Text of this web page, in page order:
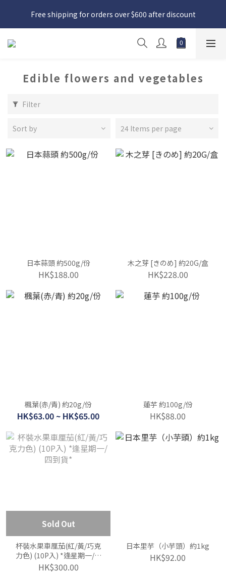
日本接近假期，貨源較不穩定；如想在 8 月 11 日至 8 月 15 日收
貨，請務必於 8 月 10 日前落單
Free shipping for orders over $600 after discount
日本接近假期，貨源較不穩定；如想在 8 月 11 日至 8 月 15 日收
貨，請務必於 8 月 10 日前落單
Edible flowers and vegetables
Filter
Sort by 24 Items per page
日本蒜頭 約500g/份
HK$188.00
木之芽 [きのめ] 約20G/盒
HK$228.00
楓葉(赤/青) 約20g/份
HK$63.00 ~ HK$65.00
蓮芋 約100g/份
HK$88.00
Sold Out
杯裝水果車厘茄(紅/黃/巧克
力色) (10P入) *逢星期一/四
到貨*
HK$300.00
日本里芋（小芋頭）約1kg
HK$92.00